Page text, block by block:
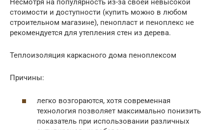
Несмотря на популярность из-за своей невысокой
стоимости и доступности (купить можно в любом
строительном магазине), пенопласт и пеноплекс не
рекомендуется для утепления стен из дерева.
Теплоизоляция каркасного дома пеноплексом
Причины:
легко возгораются, хотя современная
технология позволяет максимально понизить
показатель при использовании различных